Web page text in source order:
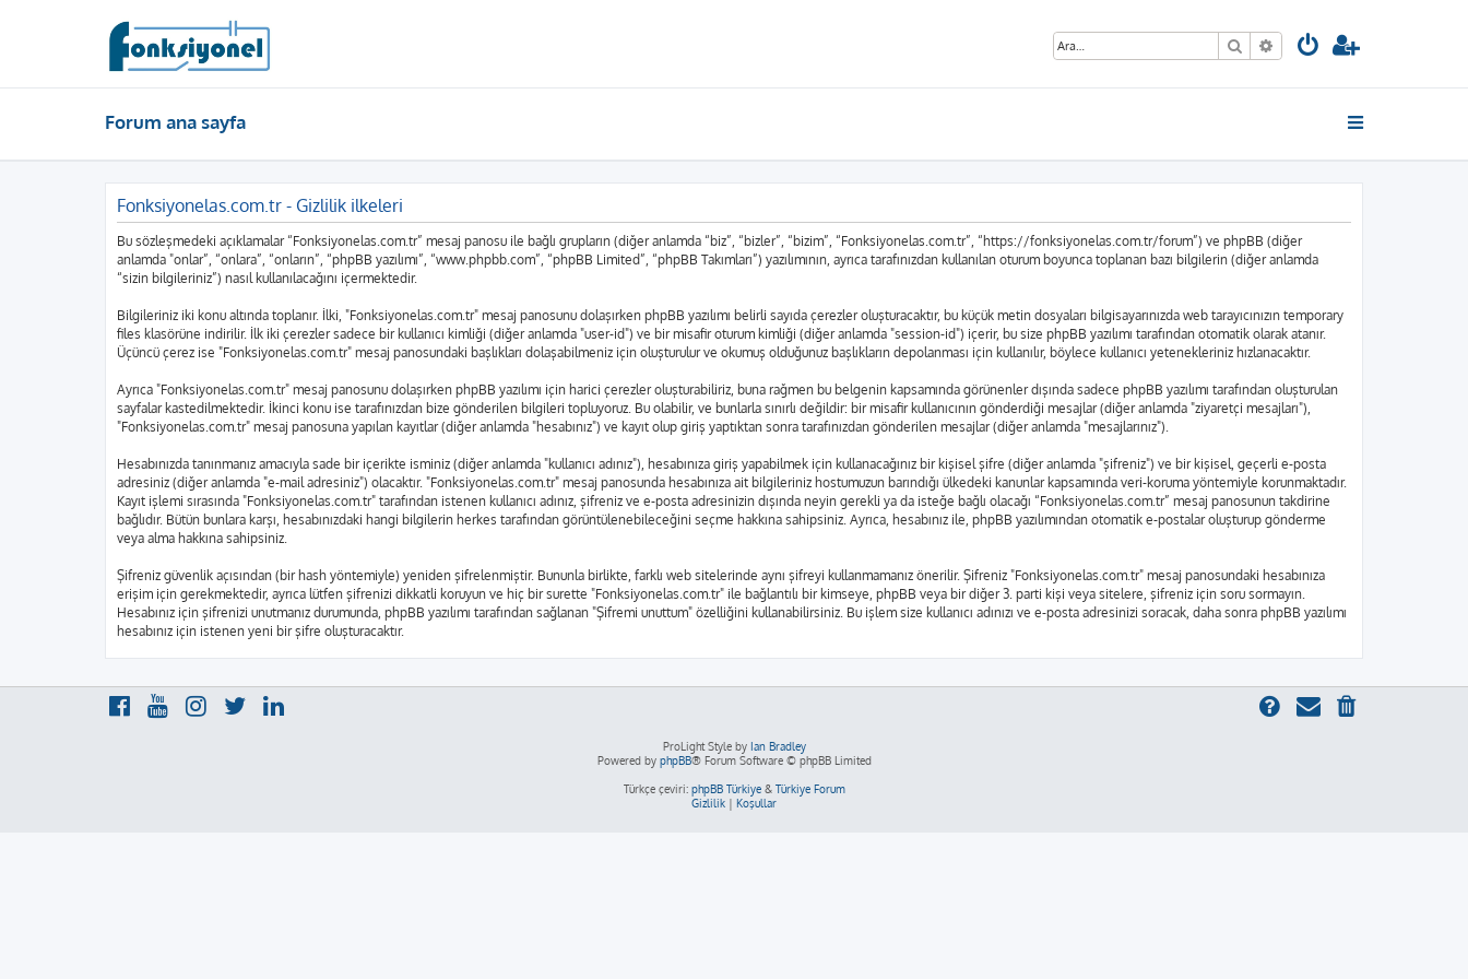
Ara Gelişmiş arama
Forum ana sayfa
Fonksiyonelas.com.tr - Gizlilik ilkeleri
Bu sözleşmedeki açıklamalar “Fonksiyonelas.com.tr” mesaj panosu ile bağlı grupların (diğer anlamda “biz”, “bizler”, “bizim”, “Fonksiyonelas.com.tr”, “https://fonksiyonelas.com.tr/forum”) ve phpBB (diğer
anlamda "onlar”, “onlara”, “onların”, “phpBB yazılımı”, “www.phpbb.com”, “phpBB Limited”, “phpBB Takımları”) yazılımının, ayrıca tarafınızdan kullanılan oturum boyunca toplanan bazı bilgilerin (diğer anlamda
“sizin bilgileriniz”) nasıl kullanılacağını içermektedir.
Bilgileriniz iki konu altında toplanır. İlki, "Fonksiyonelas.com.tr" mesaj panosunu dolaşırken phpBB yazılımı belirli sayıda çerezler oluşturacaktır, bu küçük metin dosyaları bilgisayarınızda web tarayıcınızın temporary
files klasörüne indirilir. İlk iki çerezler sadece bir kullanıcı kimliği (diğer anlamda "user-id") ve bir misafir oturum kimliği (diğer anlamda "session-id") içerir, bu size phpBB yazılımı tarafından otomatik olarak atanır.
Üçüncü çerez ise "Fonksiyonelas.com.tr" mesaj panosundaki başlıkları dolaşabilmeniz için oluşturulur ve okumuş olduğunuz başlıkların depolanması için kullanılır, böylece kullanıcı yetenekleriniz hızlanacaktır.
Ayrıca "Fonksiyonelas.com.tr" mesaj panosunu dolaşırken phpBB yazılımı için harici çerezler oluşturabiliriz, buna rağmen bu belgenin kapsamında görünenler dışında sadece phpBB yazılımı tarafından oluşturulan
sayfalar kastedilmektedir. İkinci konu ise tarafınızdan bize gönderilen bilgileri topluyoruz. Bu olabilir, ve bunlarla sınırlı değildir: bir misafir kullanıcının gönderdiği mesajlar (diğer anlamda "ziyaretçi mesajları"),
"Fonksiyonelas.com.tr" mesaj panosuna yapılan kayıtlar (diğer anlamda "hesabınız") ve kayıt olup giriş yaptıktan sonra tarafınızdan gönderilen mesajlar (diğer anlamda "mesajlarınız").
Hesabınızda tanınmanız amacıyla sade bir içerikte isminiz (diğer anlamda "kullanıcı adınız"), hesabınıza giriş yapabilmek için kullanacağınız bir kişisel şifre (diğer anlamda "şifreniz") ve bir kişisel, geçerli e-posta
adresiniz (diğer anlamda "e-mail adresiniz") olacaktır. "Fonksiyonelas.com.tr" mesaj panosunda hesabınıza ait bilgileriniz hostumuzun barındığı ülkedeki kanunlar kapsamında veri-koruma yöntemiyle korunmaktadır.
Kayıt işlemi sırasında "Fonksiyonelas.com.tr" tarafından istenen kullanıcı adınız, şifreniz ve e-posta adresinizin dışında neyin gerekli ya da isteğe bağlı olacağı “Fonksiyonelas.com.tr” mesaj panosunun takdirine
bağlıdır. Bütün bunlara karşı, hesabınızdaki hangi bilgilerin herkes tarafından görüntülenebileceğini seçme hakkına sahipsiniz. Ayrıca, hesabınız ile, phpBB yazılımından otomatik e-postalar oluşturup gönderme
veya alma hakkına sahipsiniz.
Şifreniz güvenlik açısından (bir hash yöntemiyle) yeniden şifrelenmiştir. Bununla birlikte, farklı web sitelerinde aynı şifreyi kullanmamanız önerilir. Şifreniz "Fonksiyonelas.com.tr" mesaj panosundaki hesabınıza
erişim için gerekmektedir, ayrıca lütfen şifrenizi dikkatli koruyun ve hiç bir surette "Fonksiyonelas.com.tr" ile bağlantılı bir kimseye, phpBB veya bir diğer 3. parti kişi veya sitelere, şifreniz için soru sormayın.
Hesabınız için şifrenizi unutmanız durumunda, phpBB yazılımı tarafından sağlanan "Şifremi unuttum" özelliğini kullanabilirsiniz. Bu işlem size kullanıcı adınızı ve e-posta adresinizi soracak, daha sonra phpBB yazılımı
hesabınız için istenen yeni bir şifre oluşturacaktır.
ProLight Style by Ian Bradley
Powered by phpBB® Forum Software © phpBB Limited
Türkçe çeviri: phpBB Türkiye& Türkiye Forum
Gizlilik | Koşullar